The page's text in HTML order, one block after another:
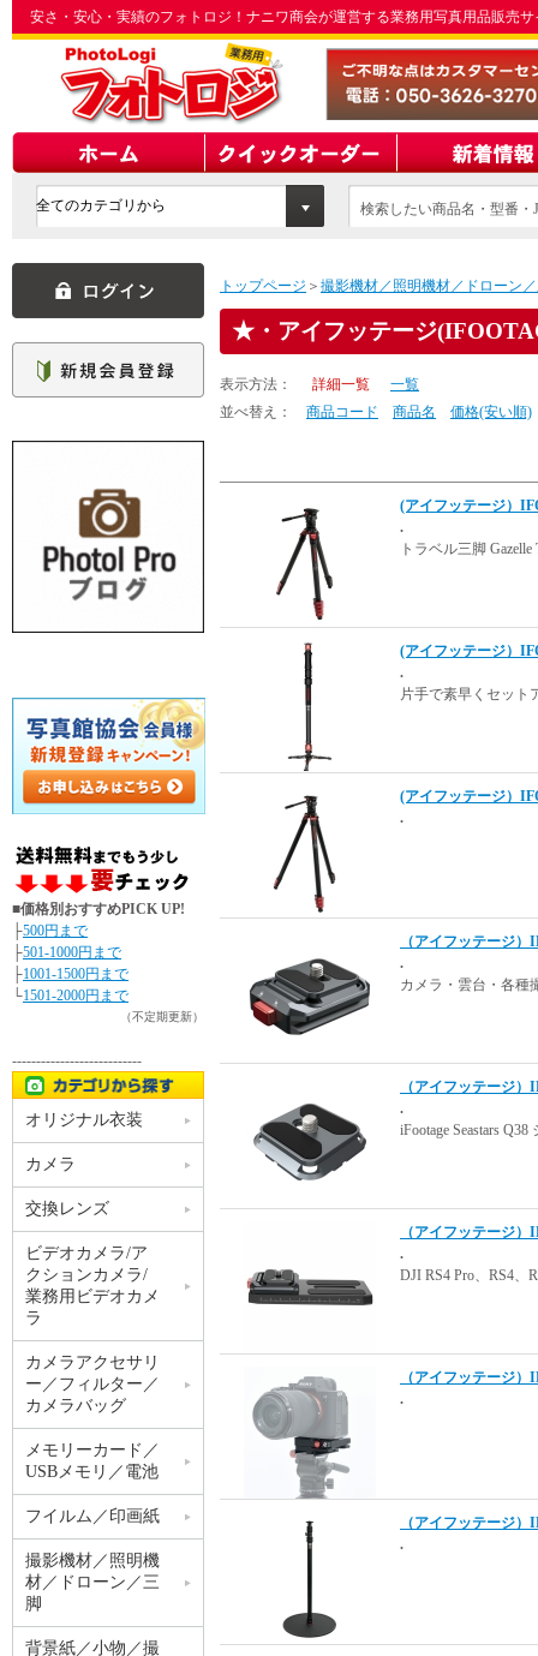
安さ・安心・実績のフォトロジ！ナニワ商会が運営する業務用写真用品販売
検索したい商品名・型番
トップページ ＞ 撮影機材／照明機材／ドローン
・アイフッテージ
表示方法： 詳細一覧
一覧
並べ替え：
商品コード 商品名 価格(安い順)
(アイフッテージ）
.
トラベル三脚
(アイフッテージ）
.
片手で素早くセット
(アイフッテージ）
.
（アイフッテージ
.
カメラ・雲台・各種
（アイフッテージ
.
iFootage Seastars
（アイフッテージ）
.
DJI RS4 Pro、RS4、
（アイフッテージ
.
（アイフッテージ
.
■価格別おすすめPICK UP!
├500円まで
├501-1000円まで
├1001-1500円まで
└1501-2000円まで
（不定期更新）
---------------------------
オリジナル衣装
カメラ
交換レンズ
ビデオカメラ/ア
クションカメラ/
業務用ビデオカメ
ラ
カメラアクセサリ
ー／フィルター／
カメラバッグ
メモリーカード／
USBメモリ／電池
フイルム／印画紙
撮影機材／照明機
材／ドローン／三
脚
背景紙／小物／撮